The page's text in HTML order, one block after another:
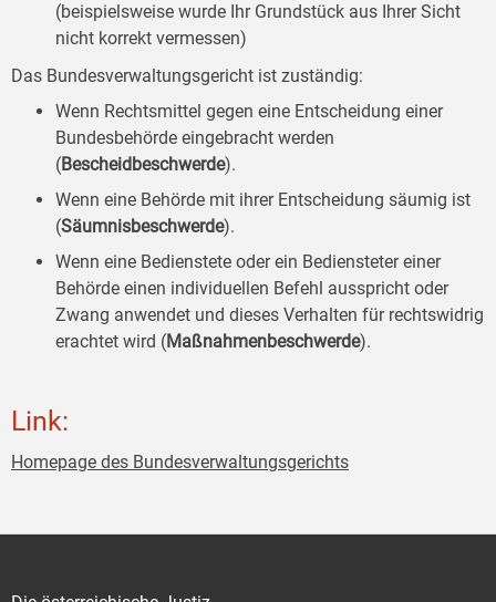
(beispielsweise wurde Ihr Grundstück aus Ihrer Sicht
nicht korrekt vermessen)
Das Bundesverwaltungsgericht ist zuständig:
Wenn Rechtsmittel gegen eine Entscheidung einer
Bundesbehörde eingebracht werden
(Bescheidbeschwerde).
Wenn eine Behörde mit ihrer Entscheidung säumig ist
(Säumnisbeschwerde).
Wenn eine Bedienstete oder ein Bediensteter einer
Behörde einen individuellen Befehl ausspricht oder
Zwang anwendet und dieses Verhalten für rechtswidrig
erachtet wird (Maßnahmenbeschwerde).
Link:
Homepage des Bundesverwaltungsgerichts